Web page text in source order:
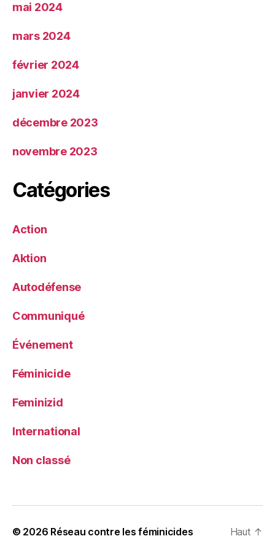
mai 2024
mars 2024
février 2024
janvier 2024
décembre 2023
novembre 2023
Catégories
Action
Aktion
Autodéfense
Communiqué
Événement
Féminicide
Feminizid
International
Non classé
© 2026 Réseau contre les féminicides Haut ↑